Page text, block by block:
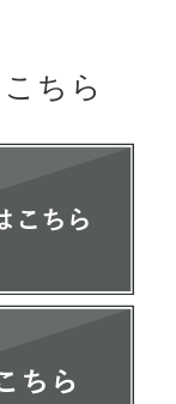
こちら